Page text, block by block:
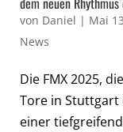
von Daniel | Mai
News
Die FMX 2025,
Tore in Stuttgart
einer